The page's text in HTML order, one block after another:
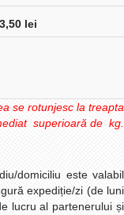
3,50 lei
se rotunjesc la treapta
superioară de kg.
domiciliu este valabil
expediție/zi (de luni
lucru al partenerului și